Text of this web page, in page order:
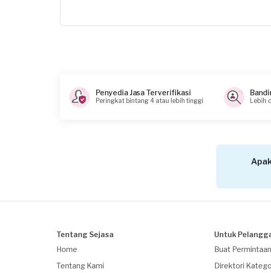
Penyedia Jasa Terverifikasi
Peringkat bintang 4 atau lebih tinggi Lebih
Tentang Sejasa
Home
Tentang Kami
Untuk
Buat
Direktori